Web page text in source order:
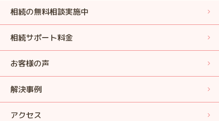
相続の無料相談実施中
相続サポート料金
お客様の声
解決事例
アクセス